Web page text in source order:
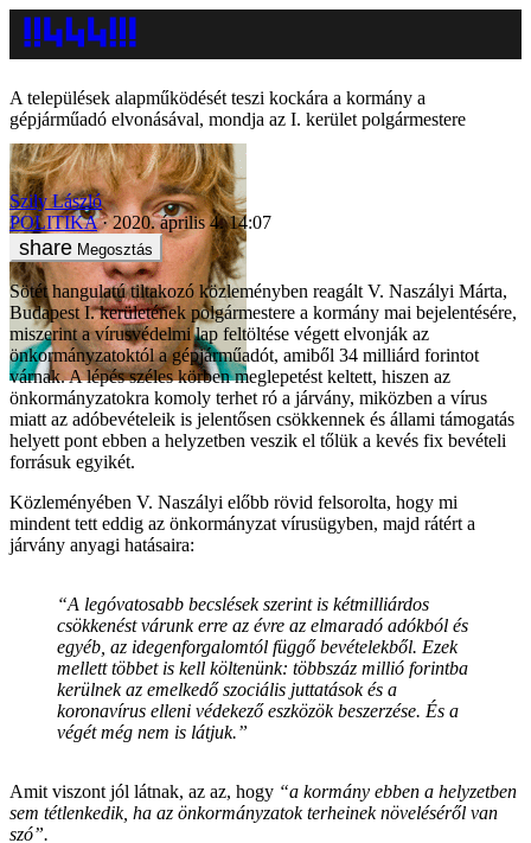
A települések alapműködését teszi kockára a kormány a
gépjárműadó elvonásával, mondja az I. kerület polgármestere
Szily László
POLITIKA
2020. április 4. 14:07
Megosztás
Sötét hangulatú tiltakozó közleményben reagált V. Naszályi Márta,
Budapest I. kerületének polgármestere a kormány mai bejelentésére,
miszerint a vírusvédelmi lap feltöltése végett elvonják az
önkormányzatoktól a gépjárműadót, amiből 34 milliárd forintot
várnak. A lépés széles körben meglepetést keltett, hiszen az
önkormányzatokra komoly terhet ró a járvány, miközben a vírus
miatt az adóbevételeik is jelentősen csökkennek és állami támogatás
helyett pont ebben a helyzetben veszik el tőlük a kevés fix bevételi
forrásuk egyikét.
Közleményében V. Naszályi előbb rövid felsorolta, hogy mi
mindent tett eddig az önkormányzat vírusügyben, majd rátért a
járvány anyagi hatásaira:
“A legóvatosabb becslések szerint is kétmilliárdos
csökkenést várunk erre az évre az elmaradó adókból és
egyéb, az idegenforgalomtól függő bevételekből. Ezek
mellett többet is kell költenünk: többszáz millió forintba
kerülnek az emelkedő szociális juttatások és a
koronavírus elleni védekező eszközök beszerzése. És a
végét még nem is látjuk.”
Amit viszont jól látnak, az az, hogy “a kormány ebben a helyzetben
sem tétlenkedik, ha az önkormányzatok terheinek növeléséről van
szó”.